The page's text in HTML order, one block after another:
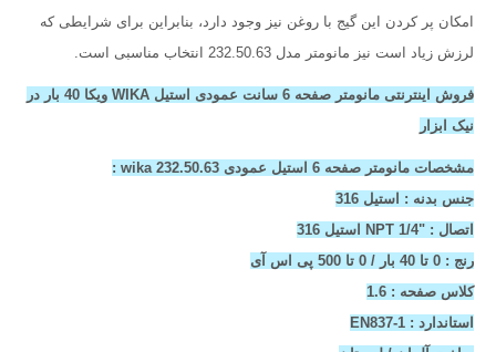
امکان پر کردن این گیج با روغن نیز وجود دارد، بنابراین برای شرایطی که
لرزش زیاد است نیز مانومتر مدل 232.50.63 انتخاب مناسبی است.
فروش اینترنتی مانومتر صفحه 6 سانت عمودی استیل WIKA ویکا 40 بار در
نیک ابزار
مشخصات مانومتر صفحه 6 استیل عمودی wika 232.50.63 :
جنس بدنه : استیل 316
اتصال : "1/4 NPT استیل 316
رنج : 0 تا 40 بار / 0 تا 500 پی اس آی
کلاس صفحه : 1.6
استاندارد : EN837-1